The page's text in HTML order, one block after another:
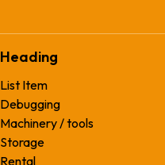
Heading
List Item
Debugging
Machinery / tools
Storage
Rental